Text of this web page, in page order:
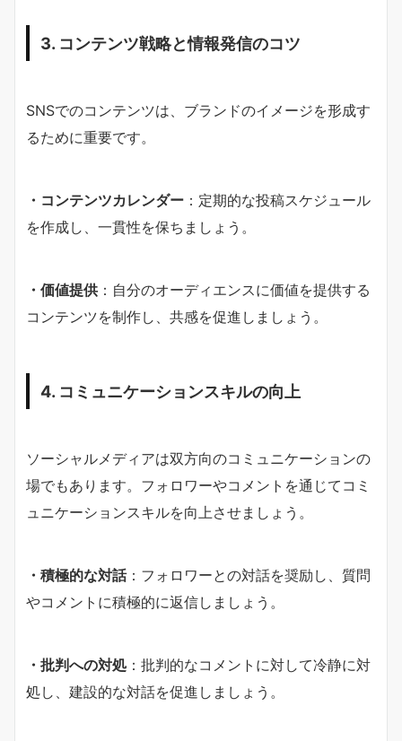
3. コンテンツ戦略と情報発信のコツ
SNSでのコンテンツは、ブランドのイメージを形成す
るために重要です。
・コンテンツカレンダー ：定期的な投稿スケジュール
を作成し、一貫性を保ちましょう。
・価値提供 ：自分のオーディエンスに価値を提供する
コンテンツを制作し、共感を促進しましょう。
4. コミュニケーションスキルの向上
ソーシャルメディアは双方向のコミュニケーションの
場でもあります。フォロワーやコメントを通じてコミ
ュニケーションスキルを向上させましょう。
・積極的な対話：フォロワーとの対話を奨励し、質問
やコメントに積極的に返信しましょう。
・批判への対処 ：批判的なコメントに対して冷静に対
処し、建設的な対話を促進しましょう。